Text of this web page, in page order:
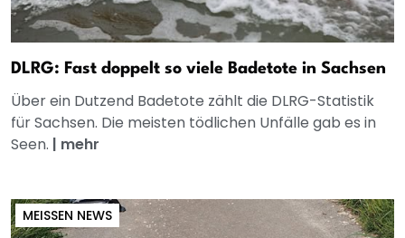
DLRG: Fast doppelt so viele Badetote in Sachsen
Über ein Dutzend Badetote zählt die DLRG-Statistik
für Sachsen. Die meisten tödlichen Unfälle gab es in
Seen. | mehr
MEISSEN NEWS